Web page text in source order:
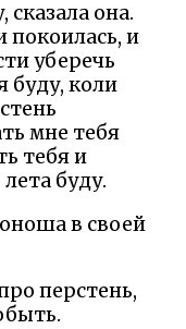
она.
покоилась, и
уберечь
буду, коли
мне тебя
тебя и
буду.
в своей
перстень,